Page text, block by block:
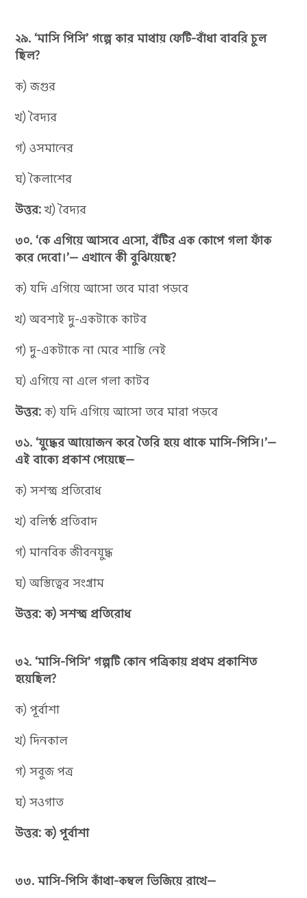
২৯. ‘মাসি পিসি’ গল্পে কার মাথায় ফেটি-বাঁধা বাবরি চুল
ছিল?
ক) জগুর
খ) বৈদ্যর
গ) ওসমানের
ঘ) কৈলাশের
উত্তর:খ) বৈদ্যর
৩০. ‘কে এগিয়ে আসবে এসো, বঁটির এক কোপে গলা ফাঁক
করে দেবো।’— এখানে কী বুঝিয়েছে?
ক) যদি এগিয়ে আসো তবে মারা পড়বে
খ) অবশ্যই দু-একটাকে কাটব
গ) দু-একটাকে না মেরে শান্তি নেই
ঘ) এগিয়ে না এলে গলা কাটব
উত্তর:ক) যদি এগিয়ে আসো তবে মারা পড়বে
৩১. ‘যুদ্ধের আয়োজন করে তৈরি হয়ে থাকে মাসি-পিসি।’—
এই বাক্যে প্রকাশ পেয়েছে—
ক) সশস্ত্র প্রতিরোধ
খ) বলিষ্ঠ প্রতিবাদ
গ) মানবিক জীবনযুদ্ধ
ঘ) অস্তিত্বের সংগ্রাম
উত্তর: ক) সশস্ত্র প্রতিরোধ
৩২. ‘মাসি-পিসি’ গল্পটি কোন পত্রিকায় প্রথম প্রকাশিত
হয়েছিল?
ক) পূর্বাশা
খ) দিনকাল
গ) সবুজ পত্র
ঘ) সওগাত
উত্তর: ক) পূর্বাশা
৩৩. মাসি-পিসি কাঁথা-কম্বল ভিজিয়ে রাখে—